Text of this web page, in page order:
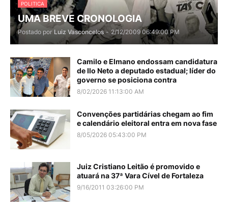
POLITICA
UMA BREVE CRONOLOGIA
Postado por Luiz Vasconcelos - 2/12/2009 06:49:00 PM
Camilo e Elmano endossam candidatura
de Ilo Neto a deputado estadual; líder do
governo se posiciona contra
8/02/2026 11:13:00 AM
Convenções partidárias chegam ao fim
e calendário eleitoral entra em nova fase
8/05/2026 05:43:00 PM
Juiz Cristiano Leitão é promovido e
atuará na 37ª Vara Cível de Fortaleza
9/16/2011 03:26:00 PM